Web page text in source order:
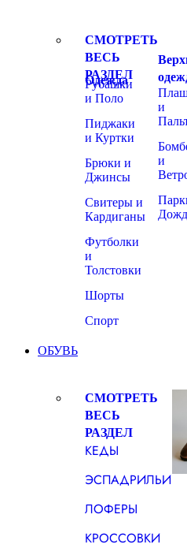
СМОТРЕТЬ
ВЕСЬ
РАЗДЕЛ
Одежда
Рубашки
и Поло
Пиджаки
и Куртки
Брюки и
Джинсы
Свитеры и
Кардиганы
Футболки
и
Толстовки
Шорты
Спорт
и
и
ОБУВЬ
СМОТРЕТЬ
ВЕСЬ
РАЗДЕЛ
КЕДЫ
ЭСПАДРИЛЬИ
ЛОФЕРЫ
КРОССОВКИ